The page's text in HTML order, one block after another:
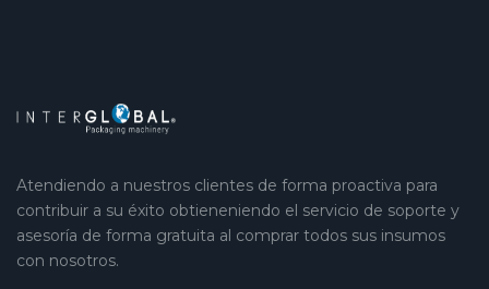
Atendiendo a nuestros clientes de forma proactiva para
contribuir a su éxito obtieneniendo el servicio de soporte y
asesoría de forma gratuita al comprar todos sus insumos
con nosotros.